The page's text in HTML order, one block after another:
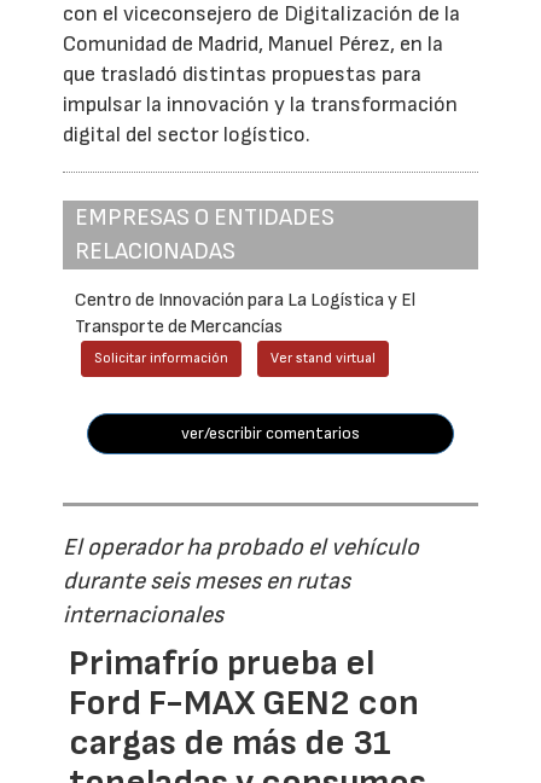
con el viceconsejero de Digitalización de la
Comunidad de Madrid, Manuel Pérez, en la
que trasladó distintas propuestas para
impulsar la innovación y la transformación
digital del sector logístico.
EMPRESAS O ENTIDADES
RELACIONADAS
Centro de Innovación para La Logística y El
Transporte de Mercancías
Solicitar información Ver stand virtual
ver/escribir comentarios
El operador ha probado el vehículo
durante seis meses en rutas
internacionales
Primafrío prueba el
Ford F-MAX GEN2 con
cargas de más de 31